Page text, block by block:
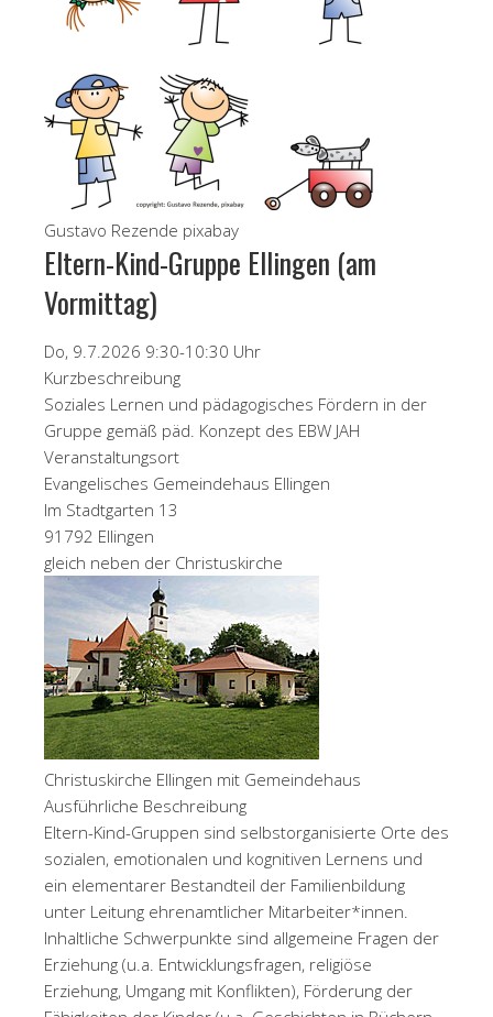
Gustavo Rezende pixabay
Eltern-Kind-Gruppe Ellingen (am
Vormittag)
Do, 9.7.2026 9:30-10:30 Uhr
Kurzbeschreibung
Soziales Lernen und pädagogisches Fördern in der
Gruppe gemäß päd. Konzept des EBW JAH
Veranstaltungsort
Evangelisches Gemeindehaus Ellingen
Im Stadtgarten 13
91792 Ellingen
gleich neben der Christuskirche
Christuskirche Ellingen mit Gemeindehaus
Ausführliche Beschreibung
Eltern-Kind-Gruppen sind selbstorganisierte Orte des
sozialen, emotionalen und kognitiven Lernens und
ein elementarer Bestandteil der Familienbildung
unter Leitung ehrenamtlicher Mitarbeiter*innen.
Inhaltliche Schwerpunkte sind allgemeine Fragen der
Erziehung (u.a. Entwicklungsfragen, religiöse
Erziehung, Umgang mit Konflikten), Förderung der